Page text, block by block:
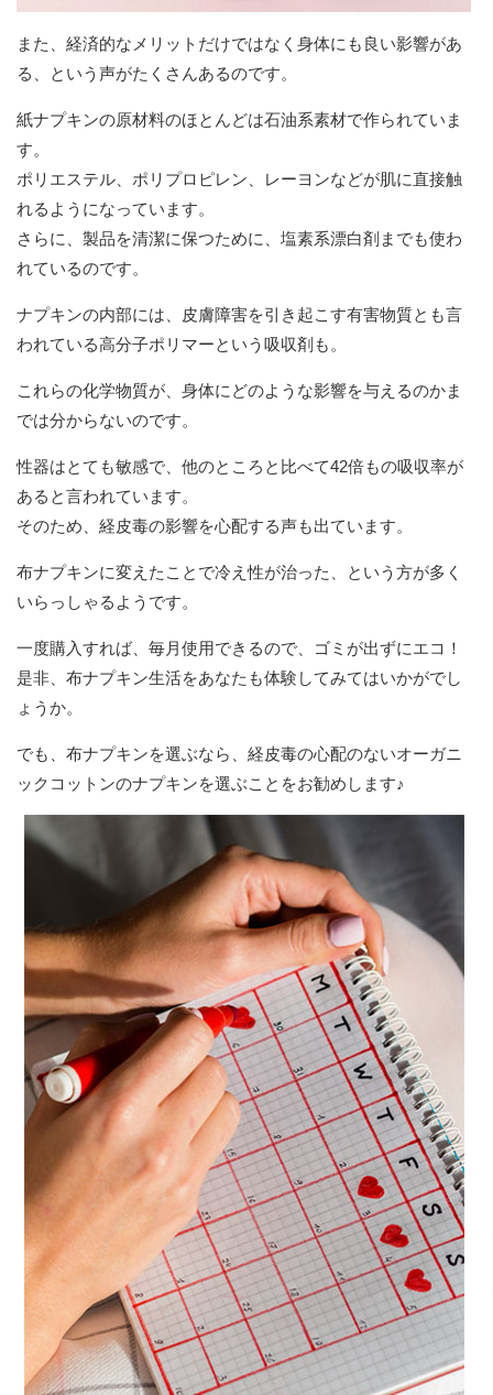
また、経済的なメリットだけではなく身体にも良い影響があ
る、という声がたくさんあるのです。
紙ナプキンの原材料のほとんどは石油系素材で作られていま
す。
ポリエステル、ポリプロピレン、レーヨンなどが肌に直接触
れるようになっています。
さらに、製品を清潔に保つために、塩素系漂白剤までも使わ
れているのです。
ナプキンの内部には、皮膚障害を引き起こす有害物質とも言
われている高分子ポリマーという吸収剤も。
これらの化学物質が、身体にどのような影響を与えるのかま
では分からないのです。
性器はとても敏感で、他のところと比べて42倍もの吸収率が
あると言われています。
そのため、経皮毒の影響を心配する声も出ています。
布ナプキンに変えたことで冷え性が治った、という方が多く
いらっしゃるようです。
一度購入すれば、毎月使用できるので、ゴミが出ずにエコ！
是非、布ナプキン生活をあなたも体験してみてはいかがでし
ょうか。
でも、布ナプキンを選ぶなら、経皮毒の心配のないオーガニ
ックコットンのナプキンを選ぶことをお勧めします♪